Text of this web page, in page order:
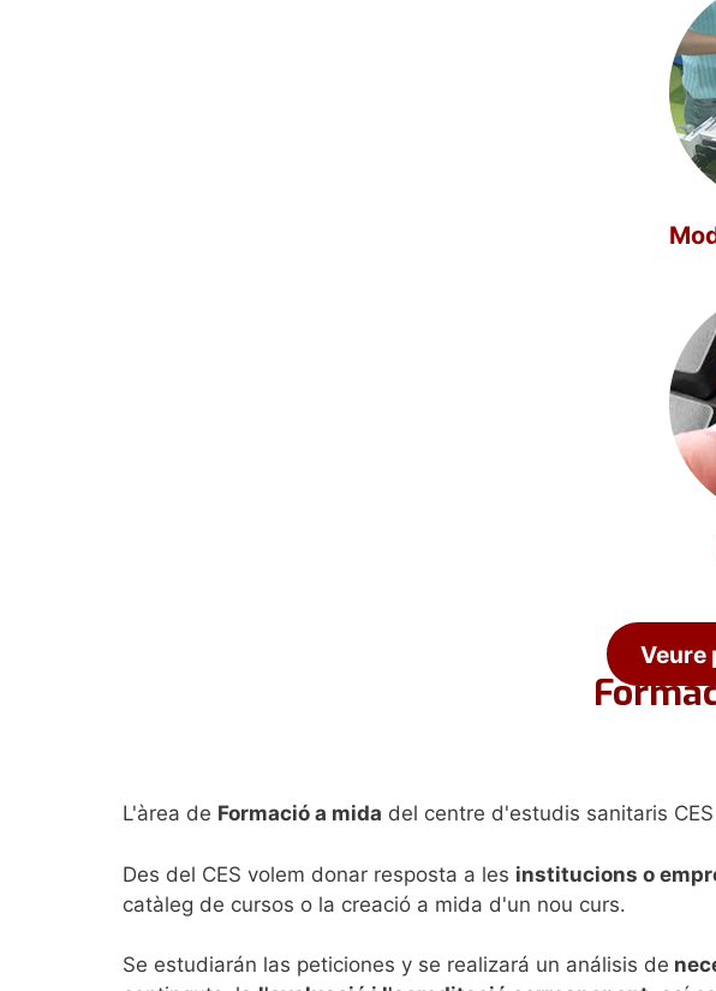
Veure
L'àrea de Formació a mida del centre d'estudis sanitaris
Des del CES volem donar resposta a les institucions o
catàleg de cursos o la creació a mida d'un nou curs.
Se estudiarán las peticiones y se realizará un análisis de